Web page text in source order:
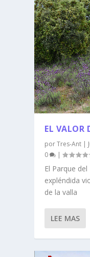
EL VALOR
porTres-Ant |
0
|
El Parque
expléndida
de la valla
LEE MAS